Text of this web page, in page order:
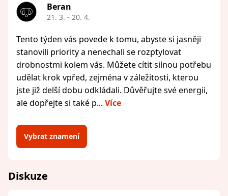
Beran
21. 3. - 20. 4.
Tento týden vás povede k tomu, abyste si jasněji
stanovili priority a nenechali se rozptylovat
drobnostmi kolem vás. Můžete cítit silnou potřebu
udělat krok vpřed, zejména v záležitosti, kterou
jste již delší dobu odkládali. Důvěřujte své energii,
ale dopřejte si také p... Více
Vybrat znamení
Diskuze